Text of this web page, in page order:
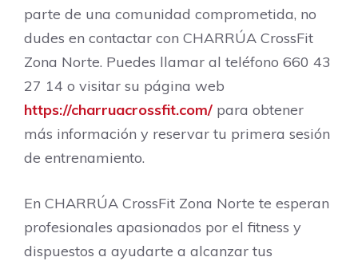
parte de una comunidad comprometida, no
dudes en contactar con CHARRÚA CrossFit
Zona Norte. Puedes llamar al teléfono 660 43
27 14 o visitar su página web
https://charruacrossfit.com/ para obtener
más información y reservar tu primera sesión
de entrenamiento.
En CHARRÚA CrossFit Zona Norte te esperan
profesionales apasionados por el fitness y
dispuestos a ayudarte a alcanzar tus